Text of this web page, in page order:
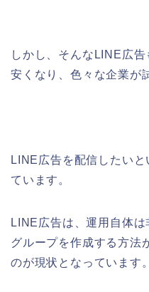
しかし、そんなLINE広
安くなり、色々な企業が
LINE広告を配信したい
ています。
LINE広告は、運用自体
グループを作成する方法
のが現状となっています。